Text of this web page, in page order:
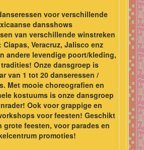
voor verschillende
dansshows
van verschillende winstreken
Veracruz, Jalisco enz
andere levendige poort/kleding,
Onze dansgroep is
van 1 tot 20 danseressen /
Met mooie choreografien en
kostuums is onze dansgroep
Ook voor grappige en
voor feesten! Geschikt
grote feesten, voor parades en
promoties!